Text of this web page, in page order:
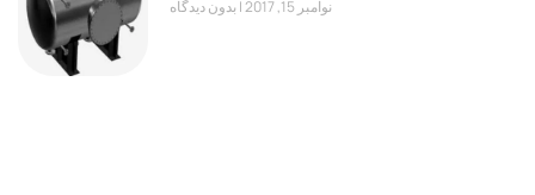
نوامبر 15, 2017 بدون دیدگاه